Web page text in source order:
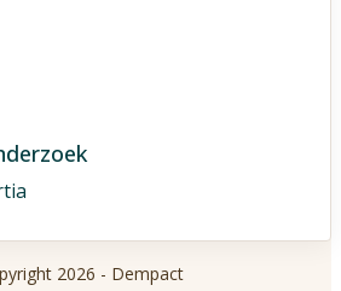
2026 - Dempact